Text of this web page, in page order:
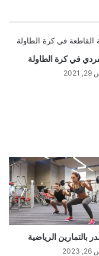
في كرة الطاولة
بالتمارين الرياضية